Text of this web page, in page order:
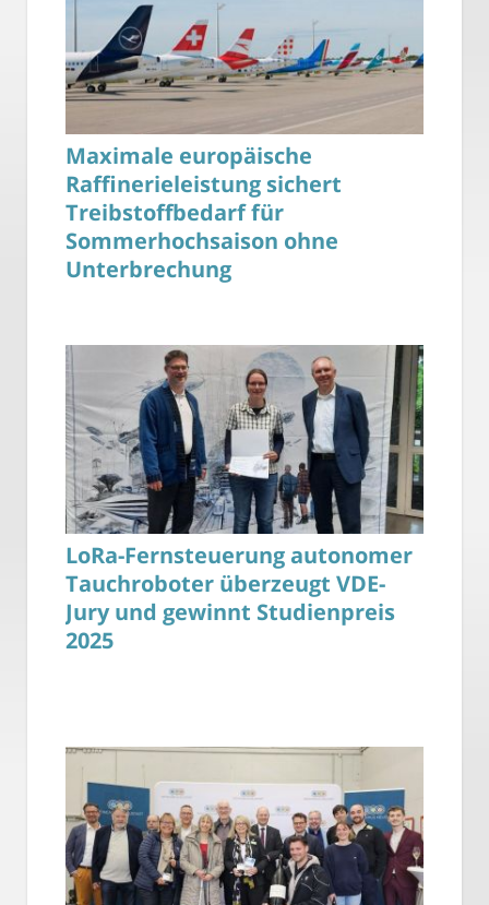
Maximale europäische
Raffinerieleistung sichert
Treibstoffbedarf für
Sommerhochsaison ohne
Unterbrechung
LoRa-Fernsteuerung autonomer
Tauchroboter überzeugt VDE-
Jury und gewinnt Studienpreis
2025